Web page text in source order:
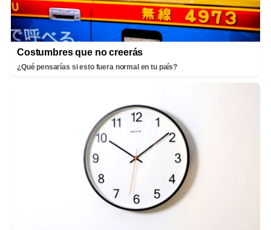
Costumbres que no creerás
¿Qué pensarías si esto fuera normal en tu país?